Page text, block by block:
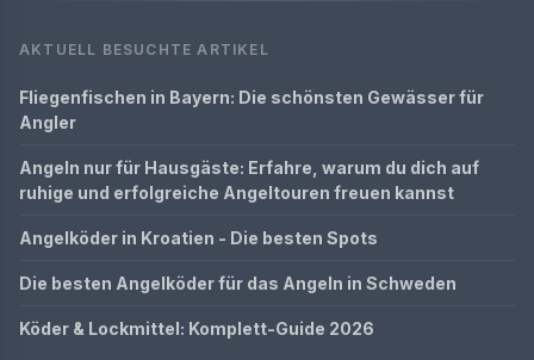
AKTUELL BESUCHTE ARTIKEL
Fliegenfischen in Bayern: Die schönsten Gewässer für
Angler
Angeln nur für Hausgäste: Erfahre, warum du dich auf
ruhige und erfolgreiche Angeltouren freuen kannst
Angelköder in Kroatien - Die besten Spots
Die besten Angelköder für das Angeln in Schweden
Köder & Lockmittel: Komplett-Guide 2026